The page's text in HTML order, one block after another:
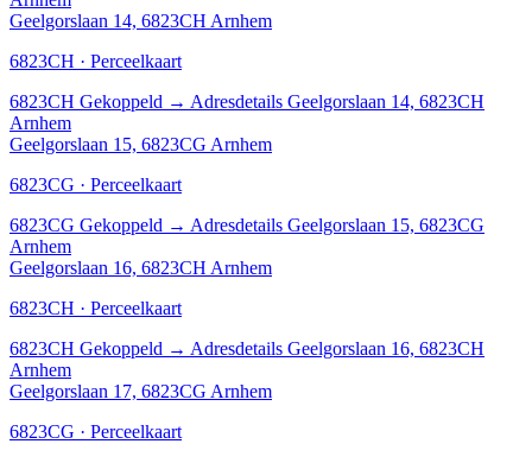
Geelgorslaan 14, 6823CH Arnhem
6823CH · Perceelkaart
6823CH Gekoppeld → Adresdetails Geelgorslaan 14, 6823CH
Arnhem
Geelgorslaan 15, 6823CG Arnhem
6823CG · Perceelkaart
6823CG Gekoppeld → Adresdetails Geelgorslaan 15, 6823CG
Arnhem
Geelgorslaan 16, 6823CH Arnhem
6823CH · Perceelkaart
6823CH Gekoppeld → Adresdetails Geelgorslaan 16, 6823CH
Arnhem
Geelgorslaan 17, 6823CG Arnhem
6823CG · Perceelkaart